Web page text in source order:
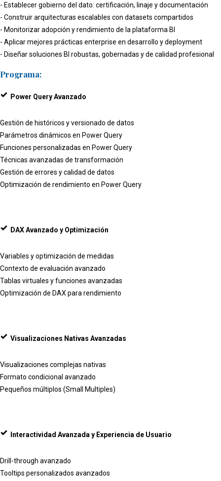
- Establecer gobierno del dato: certificación, linaje y documentación
- Construir arquitecturas escalables con datasets compartidos
- Monitorizar adopción y rendimiento de la plataforma BI
- Aplicar mejores prácticas enterprise en desarrollo y deployment
- Diseñar soluciones BI robustas, gobernadas y de calidad profesional
Programa:
Power Query Avanzado
Gestión de históricos y versionado de datos
Parámetros dinámicos en Power Query
Funciones personalizadas en Power Query
Técnicas avanzadas de transformación
Gestión de errores y calidad de datos
Optimización de rendimiento en Power Query
DAX Avanzado y Optimización
Variables y optimización de medidas
Contexto de evaluación avanzado
Tablas virtuales y funciones avanzadas
Optimización de DAX para rendimiento
Visualizaciones Nativas Avanzadas
Visualizaciones complejas nativas
Formato condicional avanzado
Pequeños múltiplos (Small Multiples)
Interactividad Avanzada y Experiencia de Usuario
Drill-through avanzado
Tooltips personalizados avanzados